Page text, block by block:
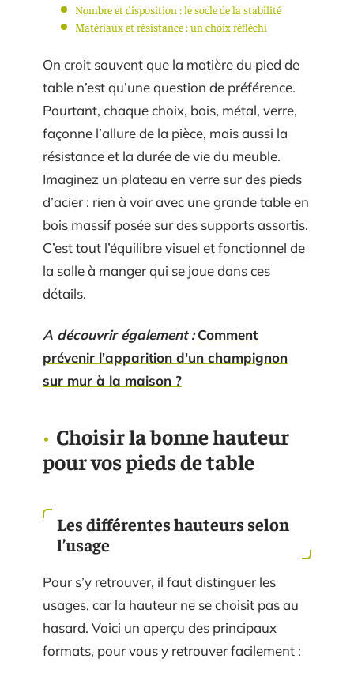
Nombre et disposition : le socle de la stabilité
Matériaux et résistance : un choix réfléchi
On croit souvent que la matière du pied de
table n’est qu’une question de préférence.
Pourtant, chaque choix, bois, métal, verre,
façonne l’allure de la pièce, mais aussi la
résistance et la durée de vie du meuble.
Imaginez un plateau en verre sur des pieds
d’acier : rien à voir avec une grande table en
bois massif posée sur des supports assortis.
C’est tout l’équilibre visuel et fonctionnel de
la salle à manger qui se joue dans ces
détails.
A découvrir également : Comment
prévenir l'apparition d'un champignon
sur mur à la maison ?
Choisir la bonne hauteur
pour vos pieds de table
Les différentes hauteurs selon
l’usage
Pour s’y retrouver, il faut distinguer les
usages, car la hauteur ne se choisit pas au
hasard. Voici un aperçu des principaux
formats, pour vous y retrouver facilement :